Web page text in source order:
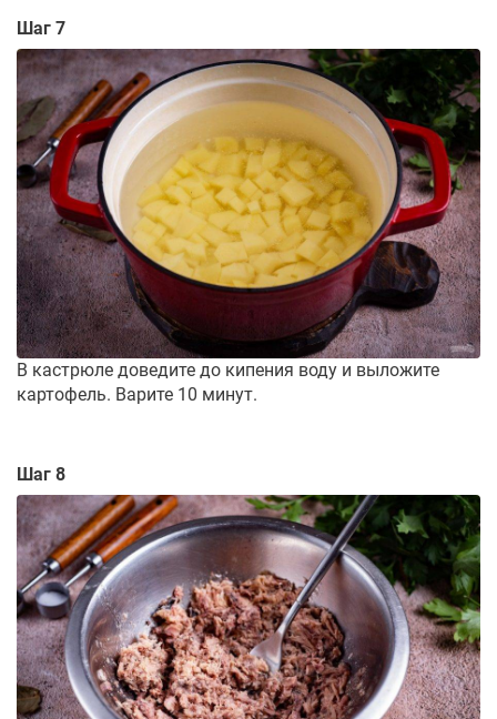
Шаг 7
В кастрюле доведите до кипения воду и выложите
картофель. Варите 10 минут.
Шаг 8